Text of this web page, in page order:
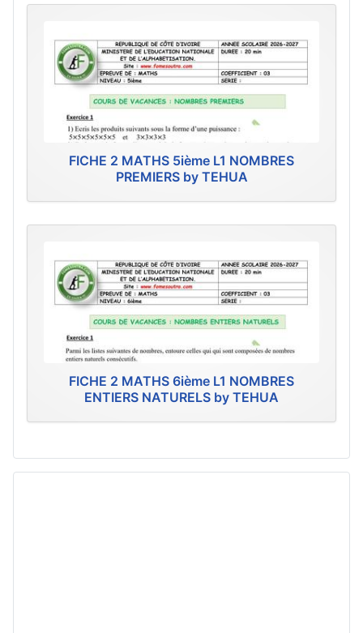
FICHE 2 MATHS 5ième L1 NOMBRES
PREMIERS by TEHUA
FICHE 2 MATHS 6ième L1 NOMBRES
ENTIERS NATURELS by TEHUA